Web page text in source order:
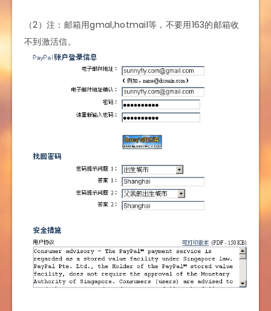
（2）注：邮箱用gmal,hotmail等，不要用163的邮箱收
不到激活信。